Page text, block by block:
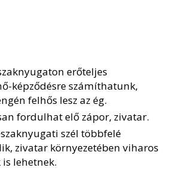
erőteljes
képződésre számíthatunk,
felhős lesz az ég.
fordulhat elő zápor, zivatar.
szél többfelé
zivatar környezetében viharos
is lehetnek.